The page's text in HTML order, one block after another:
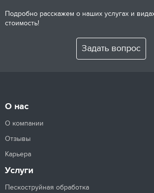
Подробно расскажем о наших услугах и
стоимость!
Задать вопрос
О нас
О компании
Отзывы
Карьера
Услуги
Пескоструйная обработка